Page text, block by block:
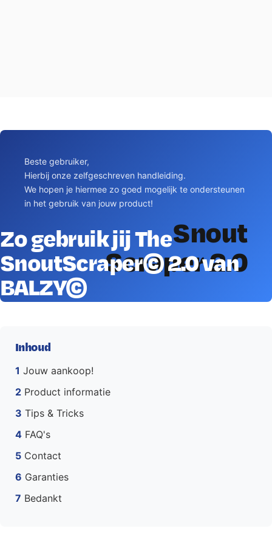
Zo gebruik jij The
SnoutScraper© 2.0 van
BALZY©
Beste gebruiker,
Hierbij onze zelfgeschreven handleiding.
We hopen je hiermee zo goed mogelijk te ondersteunen
in het gebruik van jouw product!
Snout
Scraper 2.0
Inhoud
1 Jouw aankoop!
2 Product informatie
3 Tips & Tricks
4 FAQ's
5 Contact
6 Garanties
7 Bedankt